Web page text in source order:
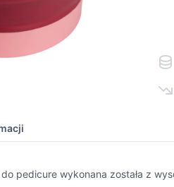
pedicure wykonana została z